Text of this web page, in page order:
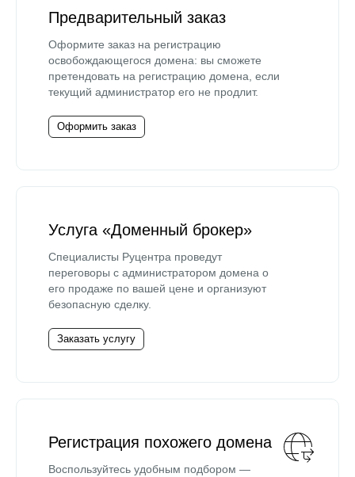
Предварительный заказ
Оформите заказ на регистрацию
освобождающегося домена: вы сможете
претендовать на регистрацию домена, если
текущий администратор его не продлит.
Оформить заказ
Услуга «Доменный брокер»
Специалисты Руцентра проведут
переговоры с администратором домена о
его продаже по вашей цене и организуют
безопасную сделку.
Заказать услугу
Регистрация похожего домена
Воспользуйтесь удобным подбором —